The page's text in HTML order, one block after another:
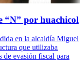
“N” por huachicol
en la alcaldía Miguel
que utilizaba
de evasión fiscal para